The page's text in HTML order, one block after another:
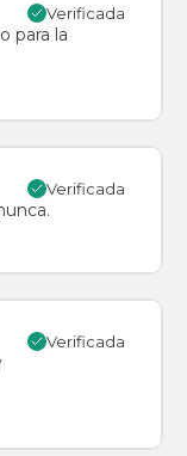
Verificada
para la
Verificada
Verificada